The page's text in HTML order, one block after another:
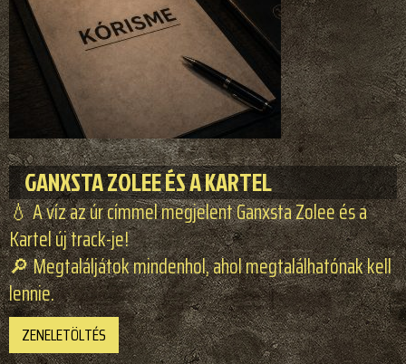
GANXSTA ZOLEE ÉS A KARTEL
💧 A víz az úr címmel megjelent Ganxsta Zolee és a
Kartel új track-je!
🔎 Megtaláljátok mindenhol, ahol megtalálhatónak kell
lennie.
ZENELETÖLTÉS